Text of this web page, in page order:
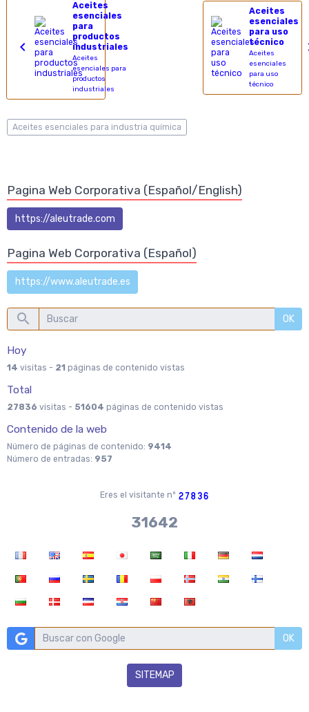
Aceites
esenciales
para
productos
industriales
Aceites
esenciales para
productos
industriales
Aceites
esenciales
para uso
técnico
Aceites
esenciales
para uso
técnico
Aceites esenciales para industria química
Pagina Web Corporativa (Español/English)
https://aleutrade.com
Pagina Web Corporativa (Español)
https://www.aleutrade.es
OK
Hoy
14 visitas - 21 páginas de contenido vistas
Total
27836 visitas - 51604 páginas de contenido vistas
Contenido de la web
Número de páginas de contenido: 9414
Número de entradas: 957
Eres el visitante nº
36704
OK
SITEMAP